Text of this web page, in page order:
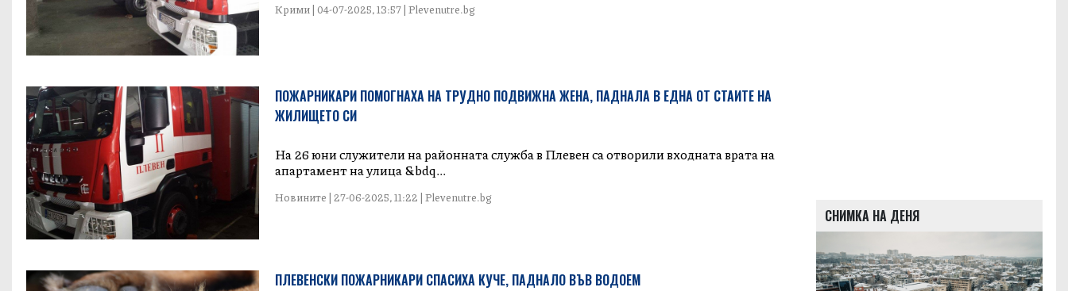
Крими | 04-07-2025, 13:57 | Plevenutre.bg
ПОЖАРНИКАРИ ПОМОГНАХА НА ТРУДНО ПОДВИЖНА ЖЕНА, ПАДНАЛА В ЕДНА ОТ СТАИТЕ НА
ЖИЛИЩЕТО СИ
На 26 юни служители на районната служба в Плевен са отворили входната врата на
апартамент на улица &bdq...
Новините | 27-06-2025, 11:22 | Plevenutre.bg
ПЛЕВЕНСКИ ПОЖАРНИКАРИ СПАСИХА КУЧЕ, ПАДНАЛО ВЪВ ВОДОЕМ
СНИМКА НА ДЕНЯ